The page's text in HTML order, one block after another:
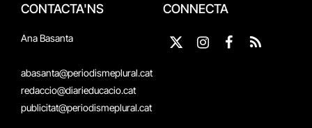
CONTACTA'NS
Ana Basanta
abasanta@periodismeplural.cat
redaccio@diarieducacio.cat
publicitat@periodismeplural.cat
CONNECTA
X
Instagram
Facebook
RSS